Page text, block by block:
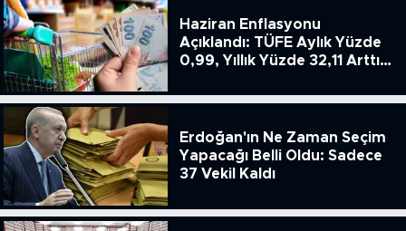
Haziran Enflasyonu
Açıklandı: TÜFE Aylık Yüzde
0,99, Yıllık Yüzde 32,11 Arttı,
51.49
Erdoğan'ın Ne Zaman Seçim
Yapacağı Belli Oldu: Sadece
37 Vekil Kaldı